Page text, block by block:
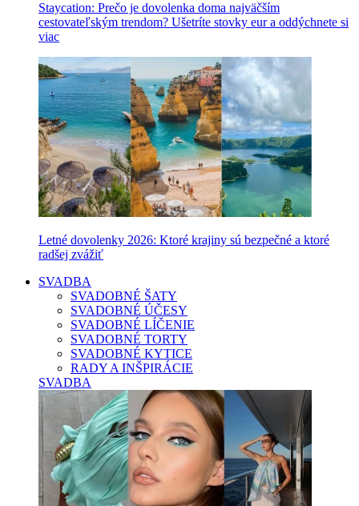
Staycation: Prečo je dovolenka doma najväčším
cestovateľským trendom? Ušetríte stovky eur a oddýchnete si
viac
Letné dovolenky 2026: Ktoré krajiny sú bezpečné a ktoré
radšej zvážiť
SVADBA
SVADOBNÉ ŠATY
SVADOBNÉ ÚČESY
SVADOBNÉ LÍČENIE
SVADOBNÉ TORTY
SVADOBNÉ KYTICE
RADY A INŠPIRÁCIE
SVADBA